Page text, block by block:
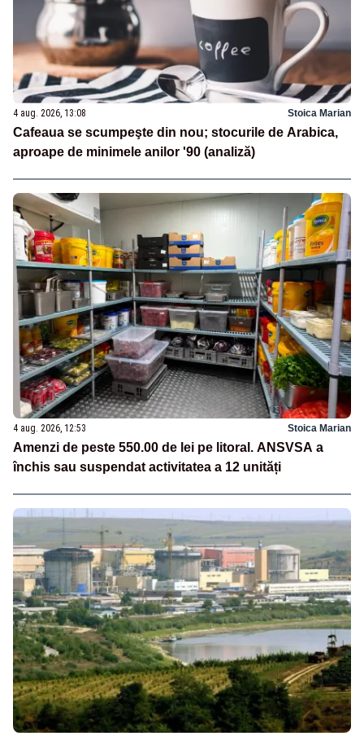
4 aug. 2026, 13:08 Stoica Marian
Cafeaua se scumpeşte din nou; stocurile de Arabica,
aproape de minimele anilor '90 (analiză)
4 aug. 2026, 12:53 Stoica Marian
Amenzi de peste 550.00 de lei pe litoral. ANSVSA a
închis sau suspendat activitatea a 12 unități